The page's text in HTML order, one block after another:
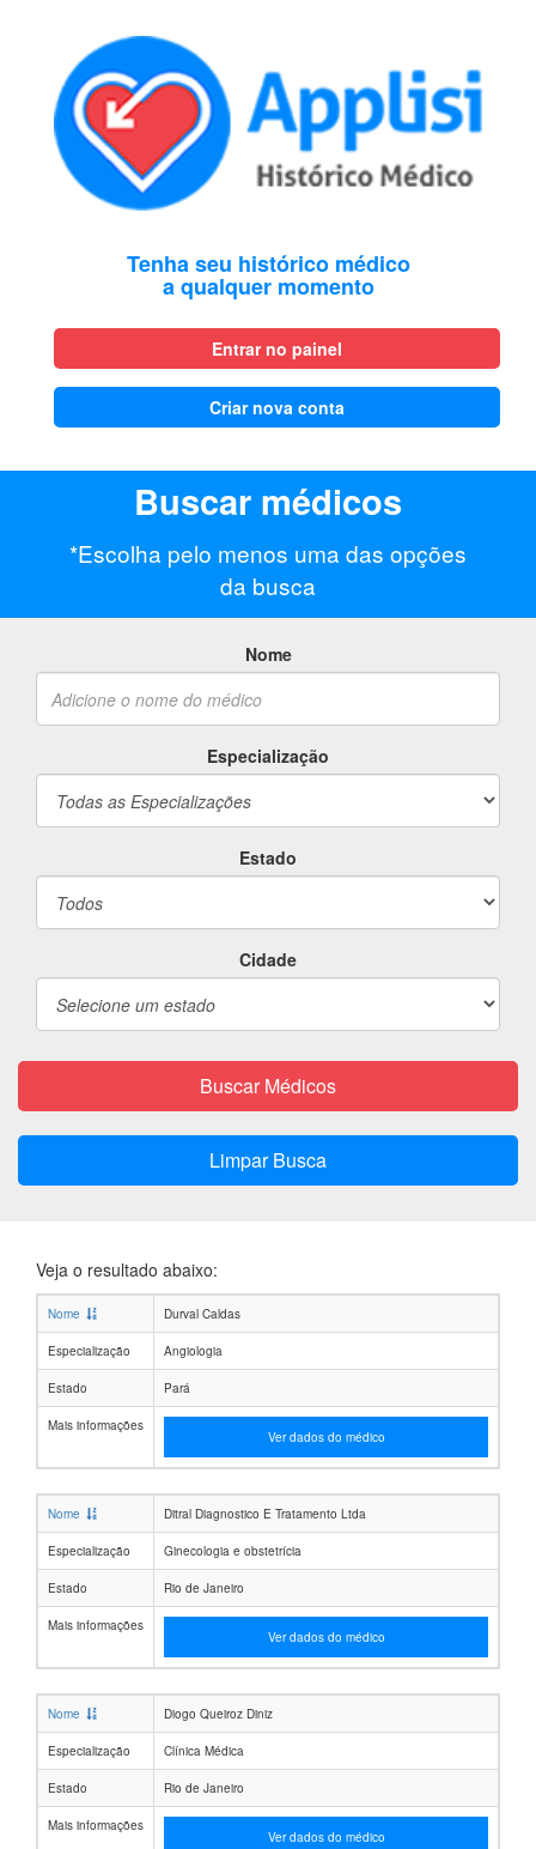
Tenha seu histórico médico
a qualquer momento
Entrar no painel
Criar nova conta
Buscar médicos
*Escolha pelo menos uma das opções
da busca
Nome
Especialização
Estado
Cidade
Buscar Médicos
Limpar Busca
Veja o resultado abaixo:
Nome Durval Caldas
Especialização Angiologia
Estado Pará
Mais informações
Ver dados do médico
Nome Ditral Diagnostico E Tratamento Ltda
Especialização Ginecologia e obstetrícia
Estado Rio de Janeiro
Mais informações
Ver dados do médico
Nome Diogo Queiroz Diniz
Especialização Clínica Médica
Estado Rio de Janeiro
Mais informações
Ver dados do médico